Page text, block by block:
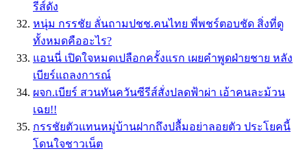
รีส์ดัง
หนุ่ม กรรชัย ลั่นถามปชช.คนไทย พี่พชร์ตอบชัด สิ่งที่ดู
ทั้งหมดคืออะไร?
แอนนี่ เปิดใจหมดเปลือกครั้งแรก เผยคำพูดฝ่ายชาย หลัง
เบียร์แถลงการณ์
ผจก.เบียร์ สวนทันควันซีรีส์สั่งปลดฟ้าผ่า เอ้าคนละม้วน
เฉย!!
กรรชัยตัวแทนหมู่บ้านฝากถึงปลื้มอย่าลอยตัว ประโยคนี้
โดนใจชาวเน็ต